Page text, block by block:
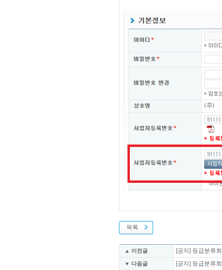
목록
▲ 이전글 [공지] 등급분류
▼ 다음글 [공지] 등급분류